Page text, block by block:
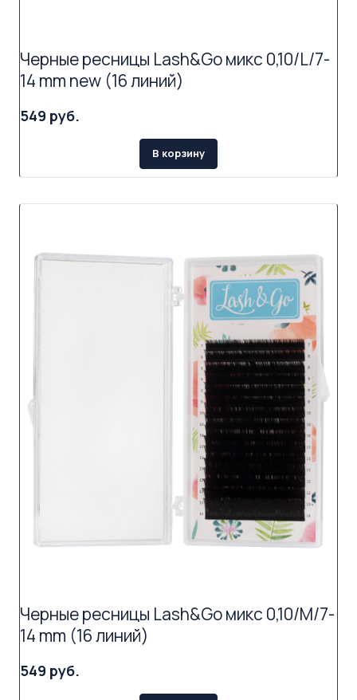
Черные ресницы Lash&Go микс 0,10/L/7-
14 mm new (16 линий)
549 руб.
В корзину
Черные ресницы Lash&Go микс 0,10/M/7-
14 mm (16 линий)
549 руб.